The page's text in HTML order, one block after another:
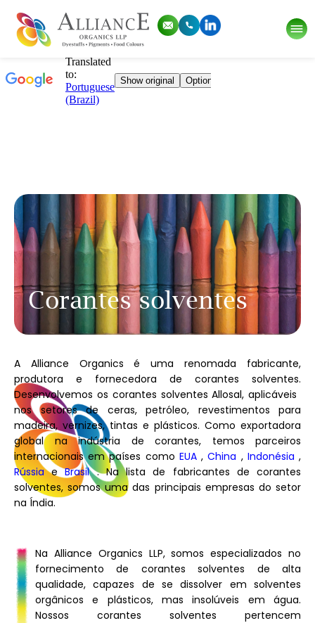
Corantes solventes
A Alliance Organics é uma renomada fabricante,
produtora e fornecedora de corantes solventes.
Desenvolvemos os corantes solventes Allosal, aplicáveis ​​
nos setores de ceras, petróleo, revestimentos para
madeira, vernizes, tintas e plásticos. Como exportadora
global na indústria de corantes, temos parceiros
internacionais em países como EUA,China , Indonésia ,
RússiaeBrasil. Na lista de fabricantes de corantes
solventes, somos uma das principais empresas do setor
na Índia.
Na Alliance Organics LLP, somos especializados no
fornecimento de corantes solventes de alta
qualidade, capazes de se dissolver em solventes
orgânicos e plásticos, mas insolúveis em água.
Nossos corantes solventes pertencem